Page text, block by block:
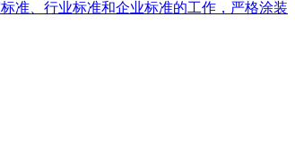
准、行业标准和企业标准的工作，严格涂装